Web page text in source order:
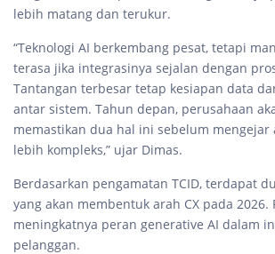
lebih matang dan terukur.
“Teknologi AI berkembang pesat, tetapi
terasa jika integrasinya sejalan dengan
Tantangan terbesar tetap kesiapan data
antar sistem. Tahun depan, perusahaan
memastikan dua hal ini sebelum mengejar
lebih kompleks,” ujar Dimas.
Berdasarkan pengamatan TCID, terdapat
yang akan membentuk arah CX pada 2026.
meningkatnya peran generative AI dalam
pelanggan.